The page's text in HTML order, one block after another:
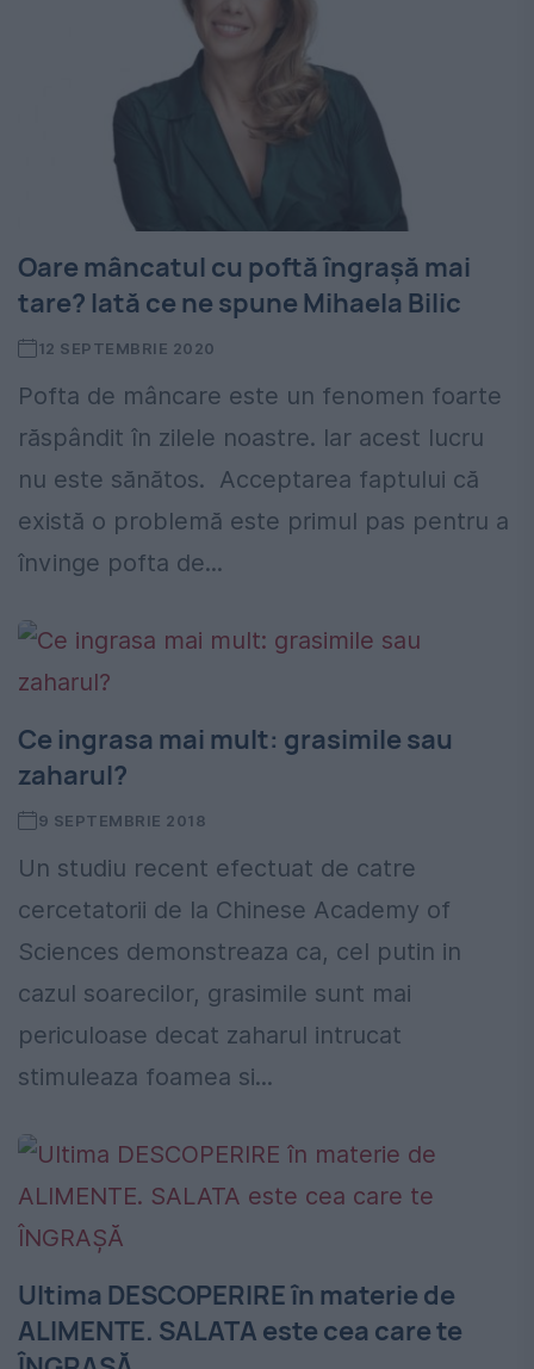
Oare mâncatul cu poftă îngrașă mai
tare? Iată ce ne spune Mihaela Bilic
12 SEPTEMBRIE 2020
Pofta de mâncare este un fenomen foarte
răspândit în zilele noastre. Iar acest lucru
nu este sănătos. Acceptarea faptului că
există o problemă este primul pas pentru a
învinge pofta de...
Ce ingrasa mai mult: grasimile sau
zaharul?
9 SEPTEMBRIE 2018
Un studiu recent efectuat de catre
cercetatorii de la Chinese Academy of
Sciences demonstreaza ca, cel putin in
cazul soarecilor, grasimile sunt mai
periculoase decat zaharul intrucat
stimuleaza foamea si...
Ultima DESCOPERIRE în materie de
ALIMENTE. SALATA este cea care te